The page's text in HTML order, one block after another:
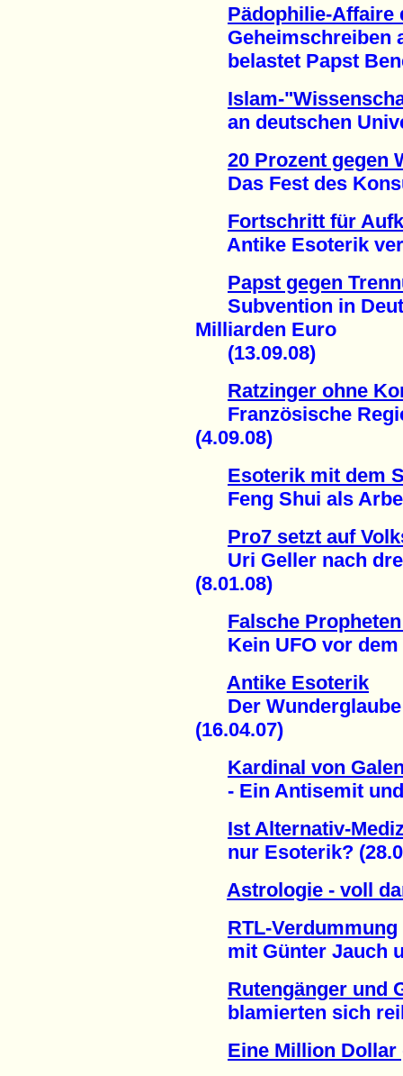
Pädophilie-Affaire
Geheimschreiben
belastet Papst
Islam-
an deutschen
20 Prozent gegen
Das Fest des
Fortschritt für
Antike Esoterik
Papst gegen
Subvention in
Milliarden Euro
(13.09.08)
Ratzinger ohne
Französische
(4.09.08)
Esoterik mit dem
Feng Shui als
Pro7 setzt auf
Uri Geller nach
(8.01.08)
Falsche
Kein UFO vor dem
Antike Esoterik
Der Wunderglaube
(16.04.07)
Kardinal von
- Ein Antisemit und
Ist Alternativ-
nur Esoterik?
Astrologie - voll
RTL-Verdummung
mit Günter Jauch
Rutengänger und
blamierten sich
Eine Million Dollar